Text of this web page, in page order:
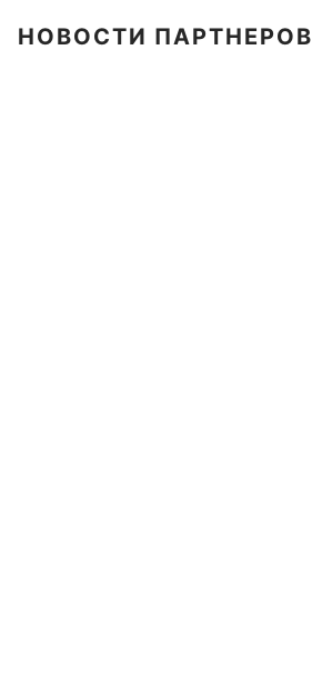
НОВОСТИ ПАРТНЕРОВ